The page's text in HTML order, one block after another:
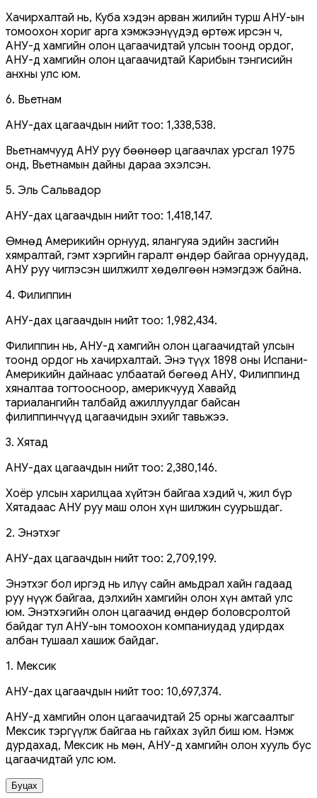
Хачирхалтай нь, Куба хэдэн арван жилийн турш АНУ-ын
томоохон хориг арга хэмжээнүүдэд өртөж ирсэн ч,
АНУ-д хамгийн олон цагаачидтай улсын тоонд ордог,
АНУ-д хамгийн олон цагаачидтай Карибын тэнгисийн
анхны улс юм.
6. Вьетнам
АНУ-дах цагаачдын нийт тоо: 1,338,538.
Вьетнамчууд АНУ руу бөөнөөр цагаачлах урсгал 1975
онд, Вьетнамын дайны дараа эхэлсэн.
5. Эль Сальвадор
АНУ-дах цагаачдын нийт тоо: 1,418,147.
Өмнөд Америкийн орнууд, ялангуяа эдийн засгийн
хямралтай, гэмт хэргийн гаралт өндөр байгаа орнуудад,
АНУ руу чиглэсэн шилжилт хөдөлгөөн нэмэгдэж байна.
4. Филиппин
АНУ-дах цагаачдын нийт тоо: 1,982,434.
Филиппин нь, АНУ-д хамгийн олон цагаачидтай улсын
тоонд ордог нь хачирхалтай. Энэ түүх 1898 оны Испани-
Америкийн дайнаас улбаатай бөгөөд АНУ, Филиппинд
хяналтаа тогтоосноор, америкчууд Хавайд
тариалангийн талбайд ажиллуулдаг байсан
филиппинчүүд цагаачидын эхийг тавьжээ.
3. Хятад
АНУ-дах цагаачдын нийт тоо: 2,380,146.
Хоёр улсын харилцаа хүйтэн байгаа хэдий ч, жил бүр
Хятадаас АНУ руу маш олон хүн шилжин суурьшдаг.
2. Энэтхэг
АНУ-дах цагаачдын нийт тоо: 2,709,199.
Энэтхэг бол иргэд нь илүү сайн амьдрал хайн гадаад
руу нүүж байгаа, дэлхийн хамгийн олон хүн амтай улс
юм. Энэтхэгийн олон цагаачид өндөр боловсролтой
байдаг тул АНУ-ын томоохон компаниудад удирдах
албан тушаал хашиж байдаг.
1. Мексик
АНУ-дах цагаачдын нийт тоо: 10,697,374.
АНУ-д хамгийн олон цагаачидтай 25 орны жагсаалтыг
Мексик тэргүүлж байгаа нь гайхах зүйл биш юм. Нэмж
дурдахад, Мексик нь мөн, АНУ-д хамгийн олон хууль бус
цагаачидтай улс юм.
Буцах